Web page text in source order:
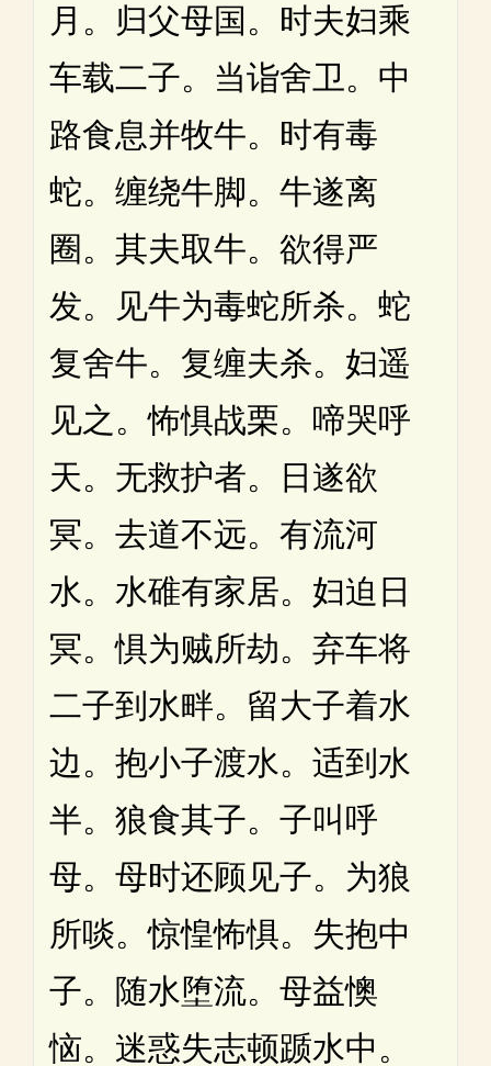
月。归父母国。时夫妇乘
车载二子。当诣舍卫。中
路食息并牧牛。时有毒
蛇。缠绕牛脚。牛遂离
圈。其夫取牛。欲得严
发。见牛为毒蛇所杀。蛇
复舍牛。复缠夫杀。妇遥
见之。怖惧战栗。啼哭呼
天。无救护者。日遂欲
冥。去道不远。有流河
水。水碓有家居。妇迫日
冥。惧为贼所劫。弃车将
二子到水畔。留大子着水
边。抱小子渡水。适到水
半。狼食其子。子叫呼
母。母时还顾见子。为狼
所啖。惊惶怖惧。失抱中
子。随水堕流。母益懊
恼。迷惑失志顿踬水中。